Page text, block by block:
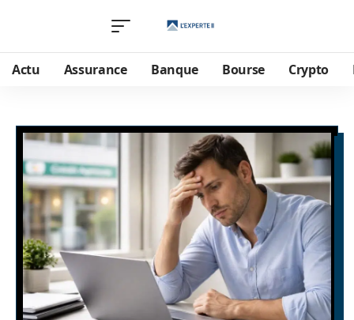
Actu Assurance Banque Bourse Crypto